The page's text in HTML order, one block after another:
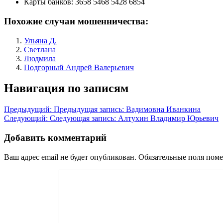
Карты банков: 3658 5468 5428 6854
Похожие случаи мошенничества:
Ульяна Д.
Светлана
Людмила
Подгорный Андрей Валерьевич
Навигация по записям
Предыдущий: Предыдущая запись: Вадимовна Иванкина
Следующий: Следующая запись: Алтухин Владимир Юрьевич
Добавить комментарий
Ваш адрес email не будет опубликован. Обязательные поля